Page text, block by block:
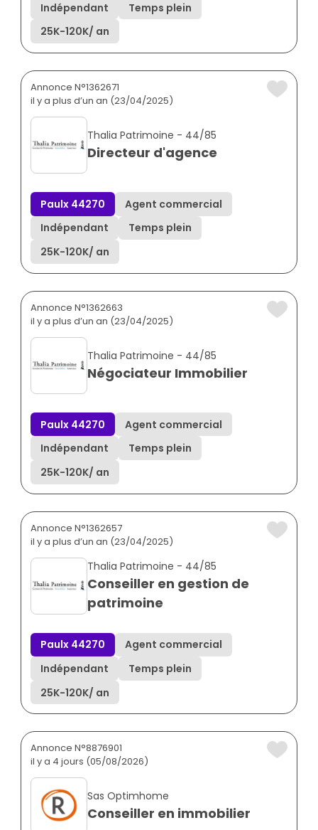
Indépendant
Temps plein
25K-120K/ an
Annonce N°1362671
il y a plus d’un an (23/04/2025)
Thalia Patrimoine - 44/85
Directeur d'agence
Paulx 44270
Agent commercial
Indépendant
Temps plein
25K-120K/ an
Annonce N°1362663
il y a plus d’un an (23/04/2025)
Thalia Patrimoine - 44/85
Négociateur Immobilier
Paulx 44270
Agent commercial
Indépendant
Temps plein
25K-120K/ an
Annonce N°1362657
il y a plus d’un an (23/04/2025)
Thalia Patrimoine - 44/85
Conseiller en gestion de
patrimoine
Paulx 44270
Agent commercial
Indépendant
Temps plein
25K-120K/ an
Annonce N°8876901
il y a 4 jours (05/08/2026)
Sas Optimhome
Conseiller en immobilier